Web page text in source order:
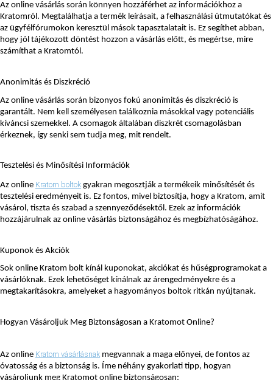
Az online vásárlás során könnyen hozzáférhet az információkhoz a
Kratomról. Megtalálhatja a termék leírásait, a felhasználási útmutatókat és
az ügyfélfórumokon keresztül mások tapasztalatait is. Ez segíthet abban,
hogy jól tájékozott döntést hozzon a vásárlás előtt, és megértse, mire
számíthat a Kratomtól.
Anonimitás és Diszkréció
Az online vásárlás során bizonyos fokú anonimitás és diszkréció is
garantált. Nem kell személyesen találkoznia másokkal vagy potenciális
kíváncsi szemekkel. A csomagok általában diszkrét csomagolásban
érkeznek, így senki sem tudja meg, mit rendelt.
Tesztelési és Minősítési Információk
Az online Kratom boltok gyakran megosztják a termékeik minősítését és
tesztelési eredményeit is. Ez fontos, mivel biztosítja, hogy a Kratom, amit
vásárol, tiszta és szabad a szennyeződésektől. Ezek az információk
hozzájárulnak az online vásárlás biztonságához és megbízhatóságához.
Kuponok és Akciók
Sok online Kratom bolt kínál kuponokat, akciókat és hűségprogramokat a
vásárlóknak. Ezek lehetőséget kínálnak az árengedményekre és a
megtakarításokra, amelyeket a hagyományos boltok ritkán nyújtanak.
Hogyan Vásároljuk Meg Biztonságosan a Kratomot Online?
Az online Kratom vásárlásnak megvannak a maga előnyei, de fontos az
óvatosság és a biztonság is. Íme néhány gyakorlati tipp, hogyan
vásároljunk meg Kratomot online biztonságosan: